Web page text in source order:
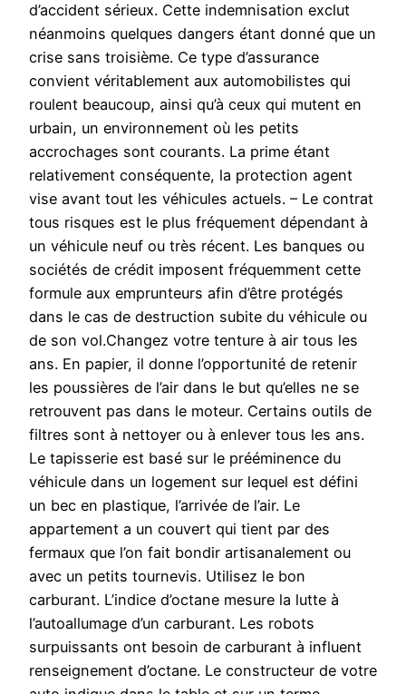
d’accident sérieux. Cette indemnisation exclut
néanmoins quelques dangers étant donné que un
crise sans troisième. Ce type d’assurance
convient véritablement aux automobilistes qui
roulent beaucoup, ainsi qu’à ceux qui mutent en
urbain, un environnement où les petits
accrochages sont courants. La prime étant
relativement conséquente, la protection agent
vise avant tout les véhicules actuels. – Le contrat
tous risques est le plus fréquement dépendant à
un véhicule neuf ou très récent. Les banques ou
sociétés de crédit imposent fréquemment cette
formule aux emprunteurs afin d’être protégés
dans le cas de destruction subite du véhicule ou
de son vol.Changez votre tenture à air tous les
ans. En papier, il donne l’opportunité de retenir
les poussières de l’air dans le but qu’elles ne se
retrouvent pas dans le moteur. Certains outils de
filtres sont à nettoyer ou à enlever tous les ans.
Le tapisserie est basé sur le prééminence du
véhicule dans un logement sur lequel est défini
un bec en plastique, l’arrivée de l’air. Le
appartement a un couvert qui tient par des
fermaux que l’on fait bondir artisanalement ou
avec un petits tournevis. Utilisez le bon
carburant. L’indice d’octane mesure la lutte à
l’autoallumage d’un carburant. Les robots
surpuissants ont besoin de carburant à influent
renseignement d’octane. Le constructeur de votre